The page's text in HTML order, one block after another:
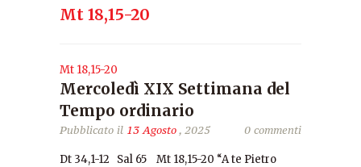
Mt 18,15-20
Mt 18,15-20
Mercoledì XIX Settimana del
Tempo ordinario
Pubblicato il 13 Agosto, 2025 0 commenti
Dt 34,1-12 Sal 65 Mt 18,15-20 “A te Pietro